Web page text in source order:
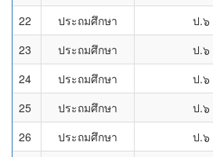
22
ประถมศึกษา ป.๖
23
ประถมศึกษา ป.๖
24
ประถมศึกษา ป.๖
25
ประถมศึกษา ป.๖
26
ประถมศึกษา ป.๖